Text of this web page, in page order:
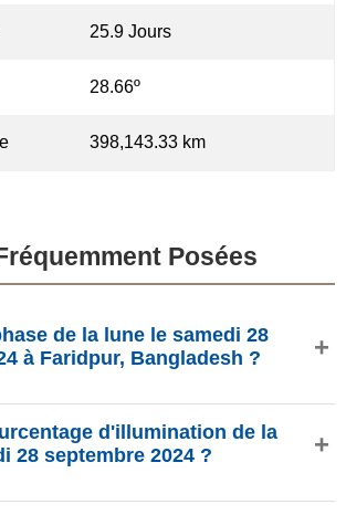
25.9 Jours
28.66º
398,143.33 km
Posées
de la lune le samedi 28
à Faridpur, Bangladesh ?
Dernier croissant avec 14.16%
a 25.9 jours et se situe dans la
d'illumination de la
28 septembre 2024 ?